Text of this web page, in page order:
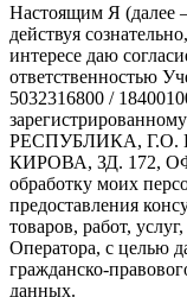
Настоящим Я (далее
действуя
интересе даю
5032316800 /
РЕСПУБЛИКА,
КИРОВА, ЗД. 172,
обработку моих
предоставления
товаров, работ,
Оператора, с целью
гражданско-
данных.